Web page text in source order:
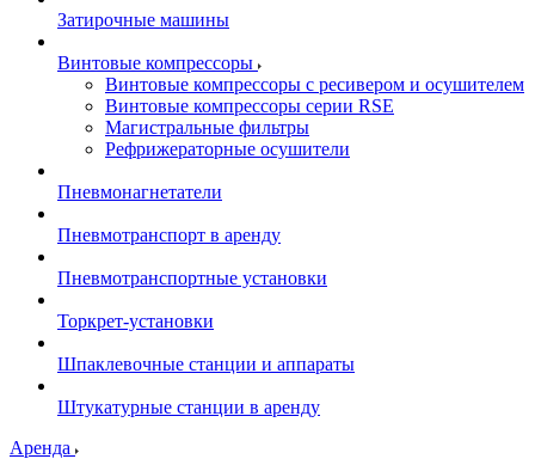
Затирочные машины
Винтовые компрессоры
Винтовые компрессоры с ресивером и осушителем
Винтовые компрессоры серии RSE
Магистральные фильтры
Рефрижераторные осушители
Пневмонагнетатели
Пневмотранспорт в аренду
Пневмотранспортные установки
Торкрет-установки
Шпаклевочные станции и аппараты
Штукатурные станции в аренду
Аренда